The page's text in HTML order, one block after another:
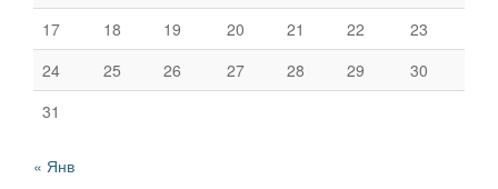
17
18 19 20 21 22
23
24
25 26 27 28 29
30
31
« Янв